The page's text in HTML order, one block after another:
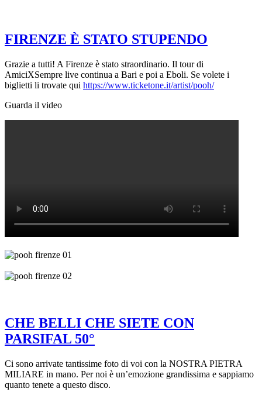
FIRENZE È STATO STUPENDO
Grazie a tutti! A Firenze è stato straordinario. Il tour di
AmiciXSempre live continua a Bari e poi a Eboli. Se volete i
biglietti li trovate qui https://www.ticketone.it/artist/pooh/
Guarda il video
CHE BELLI CHE SIETE CON
PARSIFAL 50°
Ci sono arrivate tantissime foto di voi con la NOSTRA PIETRA
MILIARE in mano. Per noi è un’emozione grandissima e sappiamo
quanto tenete a questo disco.